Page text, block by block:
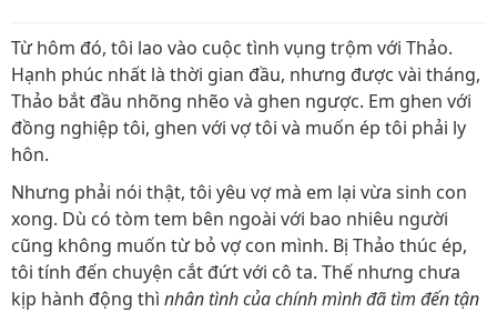
Từ hôm đó, tôi lao vào cuộc tình vụng trộm với Thảo.
Hạnh phúc nhất là thời gian đầu, nhưng được vài tháng,
Thảo bắt đầu nhõng nhẽo và ghen ngược. Em ghen với
đồng nghiệp tôi, ghen với vợ tôi và muốn ép tôi phải ly
hôn.
Nhưng phải nói thật, tôi yêu vợ mà em lại vừa sinh con
xong. Dù có tòm tem bên ngoài với bao nhiêu người
cũng không muốn từ bỏ vợ con mình. Bị Thảo thúc ép,
tôi tính đến chuyện cắt đứt với cô ta. Thế nhưng chưa
kịp hành động thì nhân tình của chính mình đã tìm đến tận